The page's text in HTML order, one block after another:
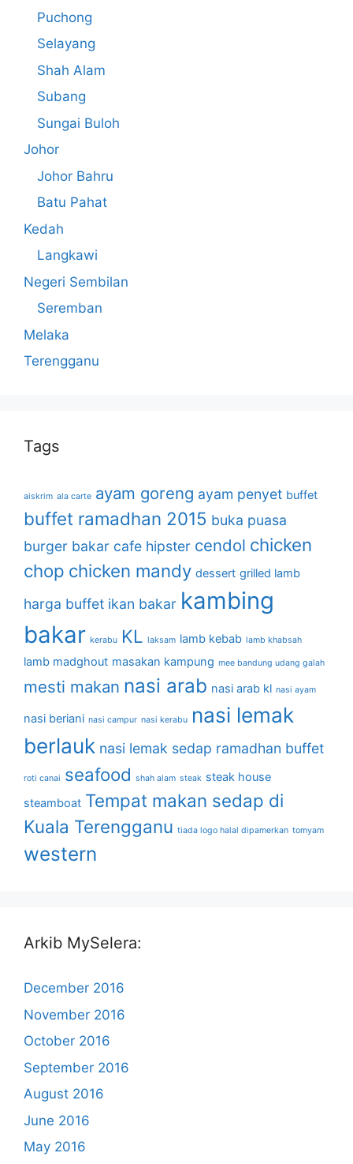
Puchong
Selayang
Shah Alam
Subang
Sungai Buloh
Johor
Johor Bahru
Batu Pahat
Kedah
Langkawi
Negeri Sembilan
Seremban
Melaka
Terengganu
Tags
aiskrim ala carte ayam goreng ayam penyet buffet
buffet ramadhan 2015 buka puasa
burger bakar cafe hipster cendol chicken
chop chicken mandy dessert grilled lamb
harga buffet ikan bakar kambing
bakar kerabu KL laksam lamb kebab lamb khabsah
lamb madghout masakan kampung mee bandung udang galah
mesti makan nasi arab nasi arab kl nasi ayam
nasi beriani nasi campur nasi kerabu nasi lemak
berlauk nasi lemak sedap ramadhan buffet
roti canai seafood shah alam steak steak house
steamboat Tempat makan sedap di
Kuala Terengganu tiada logo halal dipamerkan tomyam
western
Arkib MySelera:
December 2016
November 2016
October 2016
September 2016
August 2016
June 2016
May 2016